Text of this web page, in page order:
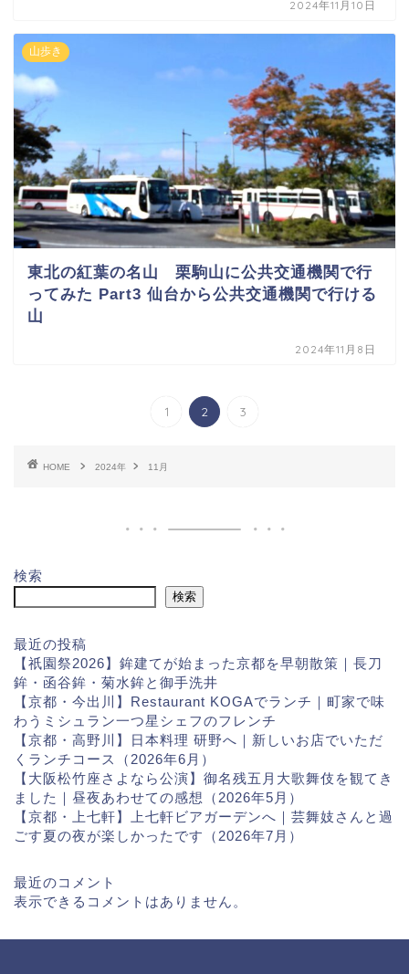
2024年11月10日
山歩き
東北の紅葉の名山 栗駒山に公共交通機関で行
ってみた Part3 仙台から公共交通機関で行ける
山
2024年11月8日
1 2 3
HOME 2024年 11月
検索
検索
最近の投稿
【祇園祭2026】鉾建てが始まった京都を早朝散策｜長刀
鉾・函谷鉾・菊水鉾と御手洗井
【京都・今出川】Restaurant KOGAでランチ｜町家で味
わうミシュラン一つ星シェフのフレンチ
【京都・高野川】日本料理 研野へ｜新しいお店でいただ
くランチコース（2026年6月）
【大阪松竹座さよなら公演】御名残五月大歌舞伎を観てき
ました｜昼夜あわせての感想（2026年5月）
【京都・上七軒】上七軒ビアガーデンへ｜芸舞妓さんと過
ごす夏の夜が楽しかったです（2026年7月）
最近のコメント
表示できるコメントはありません。